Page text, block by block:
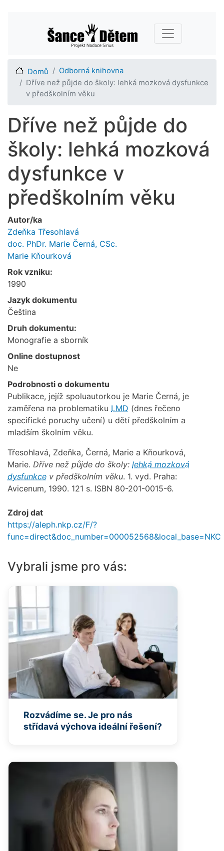
hlavnímu
obsahu
Main navigation
Domů
Odborná knihovna
Dříve než půjde do školy: lehká mozková dysfunkce
v předškolním věku
Dříve než půjde do
školy: lehká mozková
dysfunkce v
předškolním věku
Autor/ka
Zdeňka Třesohlavá
doc. PhDr. Marie Černá, CSc.
Marie Kňourková
Rok vzniku:
1990
Jazyk dokumentu
Čeština
Druh dokumentu:
Monografie a sborník
Online dostupnost
Ne
Podrobnosti o dokumentu
Publikace, jejíž spoluautorkou je Marie Černá, je
zaměřena na problematiku LMD (dnes řečeno
specifické poruchy učení) u dětí předškolním a
mladším školním věku.
Třesohlavá, Zdeňka, Černá, Marie a Kňourková,
Marie. Dříve než půjde do školy: lehká mozková
dysfunkce v předškolním věku. 1. vyd. Praha:
Avicenum, 1990. 121 s. ISBN 80-201-0015-6.
Zdroj dat
https://aleph.nkp.cz/F/?
func=direct&doc_number=000052568&local_base=NKC
Vybrali jsme pro vás:
Rozvádíme se. Je pro nás
střídavá výchova ideální řešení?